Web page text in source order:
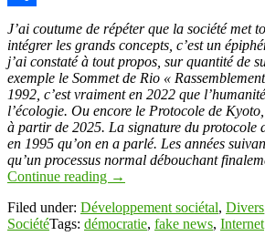
Link
Partager
J’ai coutume de répéter que la société met
intégrer les grands concepts, c’est un
j’ai constaté à tout propos, sur quantité de
exemple le Sommet de Rio «
1992, c’est vraiment en 2022 que
l’écologie. Ou encore le Protocole de
à partir de 2025. La signature du protocole
en 1995 qu’on en a parlé. Les années
qu’un processus normal débouchant
Continue reading →
Filed under: Développement sociétal, Divers
SociétéTags: démocratie, fake news, Internet